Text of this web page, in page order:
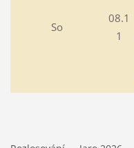
So
08.1
1